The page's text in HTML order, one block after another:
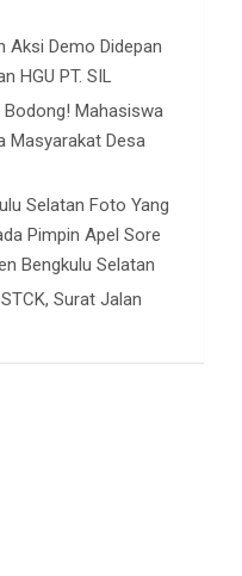
Aksi Demo Didepan
HGU PT. SIL
Mahasiswa
Masyarakat Desa
Selatan Foto Yang
Pimpin Apel Sore
Bengkulu Selatan
Surat Jalan